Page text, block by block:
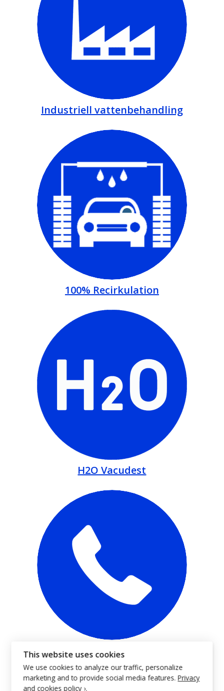
Industriell vattenbehandling
100% Recirkulation
H2O Vacudest
Kontakta oss
This website uses cookies
We use cookies to analyze our traffic, personalize
marketing and to provide social media features. Privacy
and cookies policy ›.